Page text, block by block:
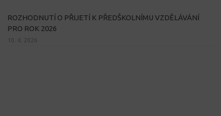
ROZHODNUTÍ O PŘIJETÍ K PŘEDŠKOLNÍMU VZDĚLÁVÁNÍ
PRO ROK 2026
10. 4. 2026